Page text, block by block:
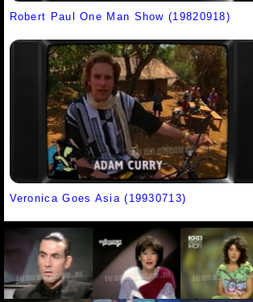
Robert Paul One Man Show (19820918)
Veronica Goes Asia (19930713)